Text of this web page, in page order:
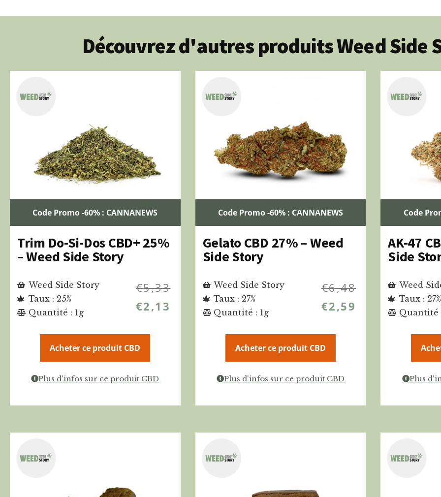
Découvrez d'autres produits Weed Side
Code Promo -60% : CANNANEWS
Trim Do-Si-Dos CBD+ 25%
– Weed Side Story
Weed Side Story
Taux : 25%
Quantité : 1g
€5,33
€2,13
Acheter ce produit CBD
Plus d'infos sur ce produit CBD
Code Promo -60% : CANNANEWS
Gelato CBD 27% – Weed
Side Story
Weed Side Story
Taux : 27%
Quantité : 1g
€6,48
€2,59
Acheter ce produit CBD
Plus d'infos sur ce produit CBD
Code
AK-47
Side
Weed
Taux : 27%
Quantité
Plus